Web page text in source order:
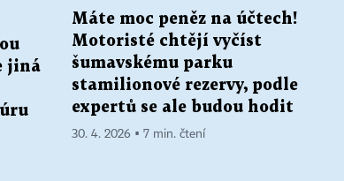
jiná
Máte moc peněz na účtech!
Motoristé chtějí vyčíst
šumavskému parku
stamilionové rezervy, podle
expertů se ale budou hodit
30. 4. 2026 ▪ 7 min. čtení